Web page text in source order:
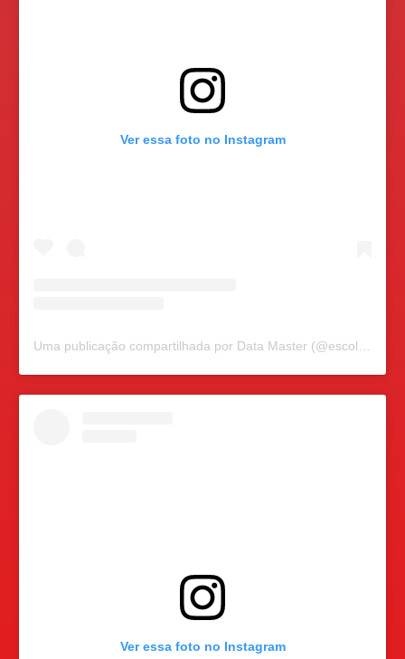
Ver essa foto no Instagram
Uma publicação compartilhada por Data Master (@escoladatamaster)
Ver essa foto no Instagram